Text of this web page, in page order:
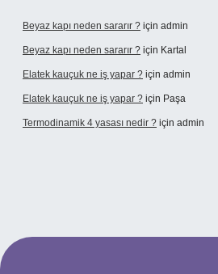
Beyaz kapı neden sararır ? için admin
Beyaz kapı neden sararır ? için Kartal
Elatek kauçuk ne iş yapar ? için admin
Elatek kauçuk ne iş yapar ? için Paşa
Termodinamik 4 yasası nedir ? için admin
mi